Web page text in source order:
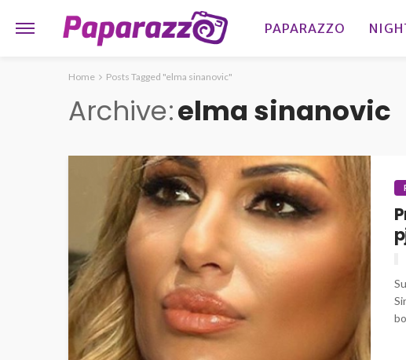
PAPARAZZO
Home Posts Tagged "elma sinanovic"
Archive elma sinanovic